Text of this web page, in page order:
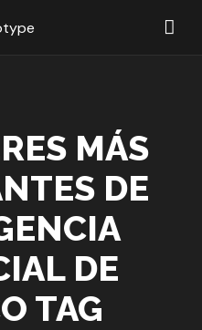
MÁS
DE
DE
TAG